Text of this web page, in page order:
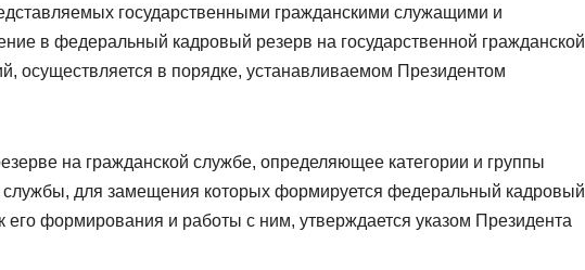
государственными гражданскими служащими и
в федеральный кадровый резерв на государственной гражданской
осуществляется в порядке, устанавливаемом Президентом
на гражданской службе, определяющее категории и группы
для замещения которых формируется федеральный кадровый
его формирования и работы с ним, утверждается указом Президента